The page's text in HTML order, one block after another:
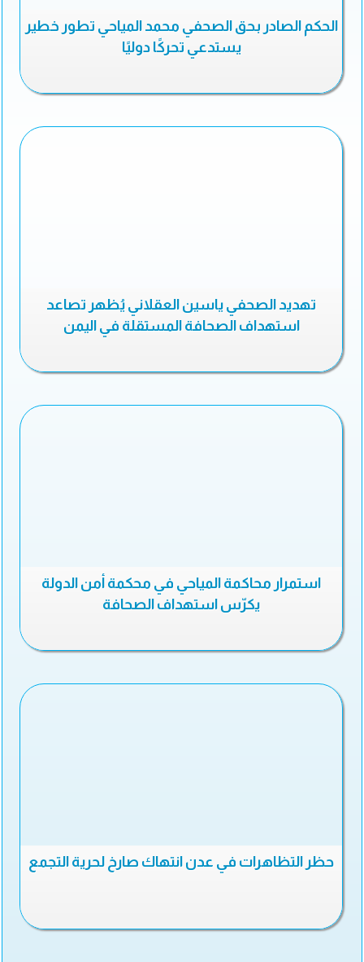
الحكم الصادر بحق الصحفي محمد المياحي تطور خطير
يستدعي تحركًا دوليًا
تهديد الصحفي ياسين العقلاني يُظهر تصاعد
استهداف الصحافة المستقلة في اليمن
استمرار محاكمة المياحي في محكمة أمن الدولة
يكرّس استهداف الصحافة
حظر التظاهرات في عدن انتهاك صارخ لحرية التجمع